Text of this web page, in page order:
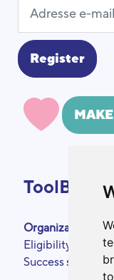
ToolBox
Organizations
Eligibility criteria
Success stories